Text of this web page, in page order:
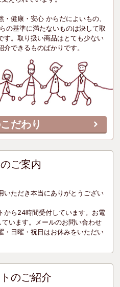
健康・安心 からだによいもの、
の基準に満たないものは決して取
す。取り扱い商品はとても少ない
できるものばかりです。
だわり
ご案内
いただき本当にありがとうござい
から24時間受付しています。お電
います。メールのお問い合わせ
・日曜・祝日はお休みをいただい
のご紹介